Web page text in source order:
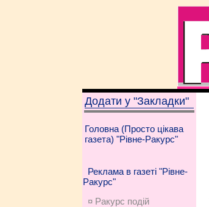
Додати у "Закладки"
Головна (Просто цікава
газета) "Рівне-Ракурс"
Реклама в газеті "Рівне-
Ракурс"
¤ Ракурс подій